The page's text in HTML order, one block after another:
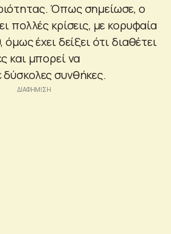
Όπως σημείωσε, ο
πολλές κρίσεις, με κορυφαία
έχει δείξει ότι διαθέτει
και μπορεί να
συνθήκες.